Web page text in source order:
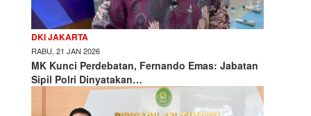
DKI JAKARTA
RABU, 21 JAN 2026
MK Kunci Perdebatan, Fernando Emas: Jabatan
Sipil Polri Dinyatakan…